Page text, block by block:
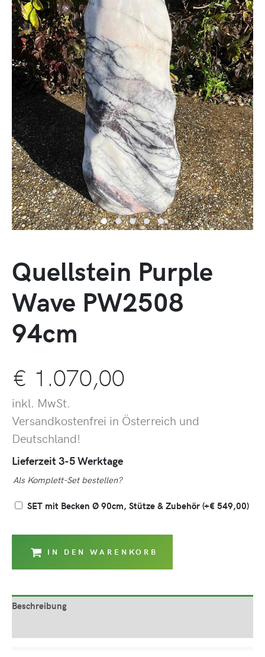
Quellstein Purple
Wave PW2508
94cm
€ 1.070,00
inkl. MwSt.
Versandkostenfrei in Österreich und
Deutschland!
Lieferzeit 3-5 Werktage
Als Komplett-Set bestellen?
SET mit Becken Ø 90cm, Stütze & Zubehör (+€ 549,00)
IN DEN WARENKORB
Beschreibung